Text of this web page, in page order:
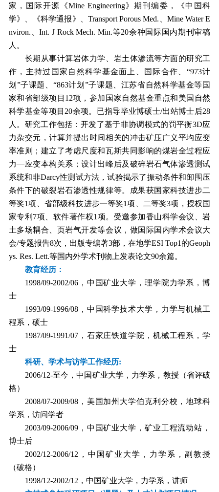
家，国际开源《Mine Engineering》期刊编委，《中国科
学》、《科学通报》、 Transport Porous Med.
Mine Water E
nviron. 、Int. J Rock Mech. Min.等20余种国际国内期刊审稿
人。
长期从事计算岩体力学、岩土体渗流等方面的研究工
作，主持过国家自然科学基金面上、国际合作、“973计
划”子课题、“863计划”子课题、江苏省自然科学基金等国
家和省部级项目 12项，参加国家自然基金重点和美国自然
科学基金等项目 20余项。已指导毕业博硕士/出站博士后28
人。研究工作包括：开发了基于非协调模式的罚平衡3D应
力杂交元，计算并提出时间相关的冲击矿压广义平均应变
率准则；建立了考虑尺度和瓦斯共同影响的煤岩全过程应
力—应变本构关系；设计出峰后及破碎岩石气体渗透测试
系统和非Darcy性测试方法，试验揭示了振动条件和卸围压
条件下的破裂岩石渗透性规律等。成果获国家科技进步二
等奖1项、省部级科技进步一等奖1项、二等奖3项，授权国
家专利 7项、软件著作权1 项。受邀参加香山科学会议、岩
土多场耦合、页岩气开发等会议，做国际国内学术会议大
会/专题报告8次，出版专编著3部，在地学ESI Top1 的Geoph
ys. Res. Lett.等国内外学术刊物上发表论文90余篇。
教育经历：
1998/09-2002/06，中国矿业大学，理学院力学系，博
士
1993/09-1996/08，中国科学技术大学，力学与机械工
程系，硕士
1987/09-1991/07，石家庄铁道学院，机械工程系，学
士
科研、学术与访学工作经历:
2006/12-至今，中国矿业大学，力学系，教授（省评破
格）
2008/07-2009/08，美国加州大学伯克利分校，地球科
学系，访问学者
2003/09-2006/09，中国矿业大学，矿业工程流动站，
博士后
2002/12-2006/12 ，中国矿业大学，力学系，副教授
（破格）
1998/12-2002/12 ，中国矿业大学，力学系，讲师